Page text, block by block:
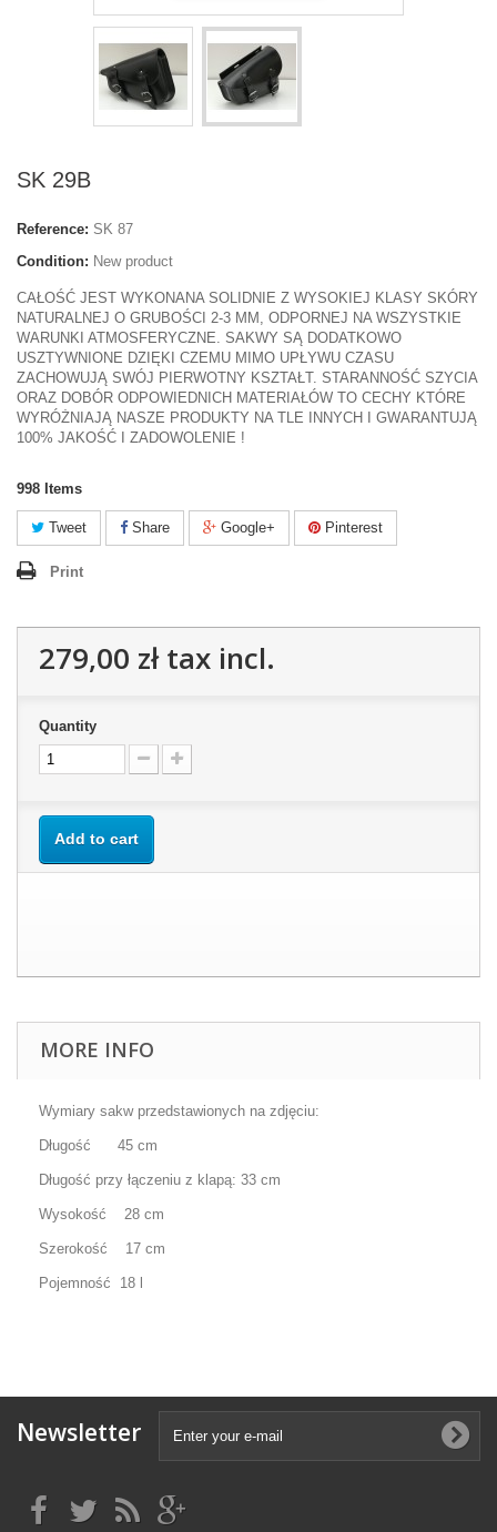
SK 29B
Reference: SK 87
Condition: New product
CAŁOŚĆ JEST WYKONANA SOLIDNIE Z WYSOKIEJ KLASY SKÓRY
NATURALNEJ O GRUBOŚCI 2-3 MM, ODPORNEJ NA WSZYSTKIE
WARUNKI ATMOSFERYCZNE. SAKWY SĄ DODATKOWO
USZTYWNIONE DZIĘKI CZEMU MIMO UPŁYWU CZASU
ZACHOWUJĄ SWÓJ PIERWOTNY KSZTAŁT. STARANNOŚĆ SZYCIA
ORAZ DOBÓR ODPOWIEDNICH MATERIAŁÓW TO CECHY KTÓRE
WYRÓŻNIAJĄ NASZE PRODUKTY NA TLE INNYCH I GWARANTUJĄ
100% JAKOŚĆ I ZADOWOLENIE !
998 Items
Tweet Share Google+ Pinterest
Print
279,00 złtax incl.
Quantity
Add to cart
MORE INFO
Wymiary sakw przedstawionych na zdjęciu:
Długość 45 cm
Długość przy łączeniu z klapą: 33 cm
Wysokość 28 cm
Szerokość 17 cm
Pojemność 18 l
Newsletter